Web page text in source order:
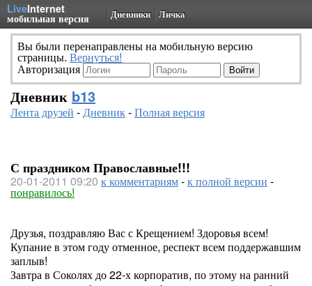
LiveInternet
мобильная версия Дневники Личка
Вы были перенаправлены на мобильную версию
страницы. Вернуться!
Авторизация
Дневник b13
Лента друзей -Дневник-Полная версия
С праздником Православные!!!
20-01-2011 09:20 к комментариям-к полной версии -
понравилось!
Друзья, поздравляю Вас с Крещением! Здоровья всем!
Купание в этом году отменное, респект всем поддержавшим
заплыв!
Завтра в Соколях до 22-х корпоратив, по этому на ранний